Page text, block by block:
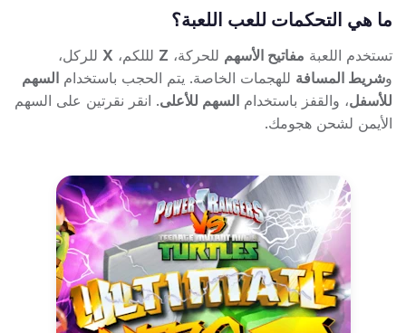
ما هي التحكمات للعب اللعبة؟
تستخدم اللعبة مفاتيح الأسهم للحركة، Z لللكم، X للركل،
وشريط المسافة للهجمات الخاصة. يتم الحجب باستخدام السهم
للأسفل، والقفز باستخدام السهم للأعلى. انقر نقرتين على السهم
الأيمن لشحن هجومك.